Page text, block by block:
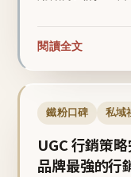
閱讀全文
鐵粉口碑 私域
UGC 行銷策
品牌最強的行